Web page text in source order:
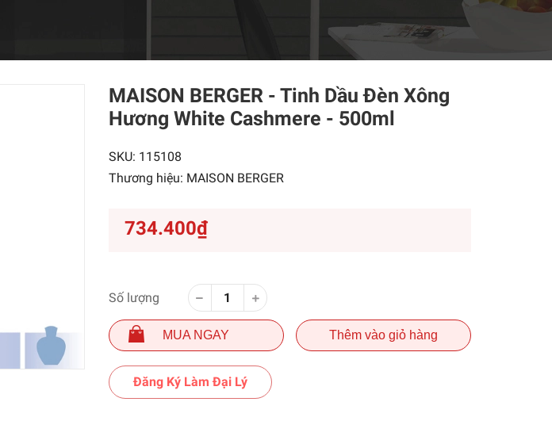
MAISON BERGER - Tinh Dầu Đèn Xông
Hương White Cashmere - 500ml
SKU: 115108
Thương hiệu: MAISON BERGER
734.400₫
Số lượng
MUA NGAY Thêm vào giỏ hàng
Đăng Ký Làm Đại Lý